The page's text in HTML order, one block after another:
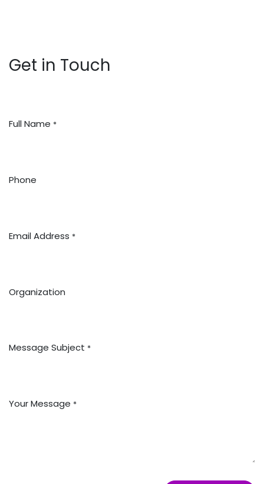
Get in Touch
Full Name *
Phone
Email Address *
Organization
Message Subject *
Your Message *